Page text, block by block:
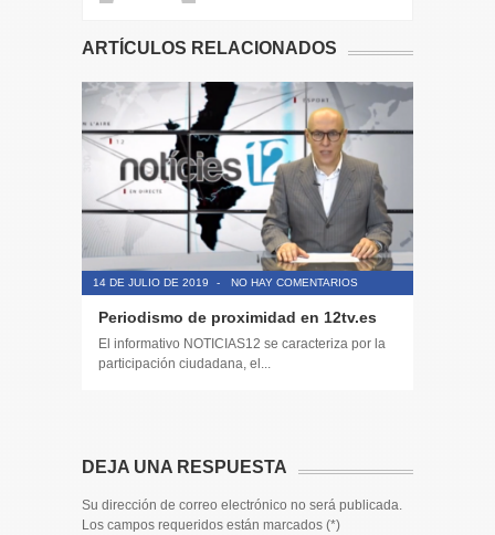
ARTÍCULOS RELACIONADOS
14 DE JULIO DE 2019 - NO HAY COMENTARIOS
Periodismo de proximidad en 12tv.es
El informativo NOTICIAS12 se caracteriza por la
participación ciudadana, el...
DEJA UNA RESPUESTA
Su dirección de correo electrónico no será publicada.
Los campos requeridos están marcados (*)